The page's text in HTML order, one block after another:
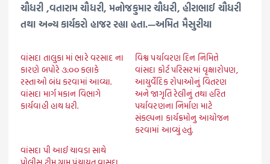
ચૌધરી ,વતારામ ચૌધરી, મનોજકુમાર ચૌધરી, હીરાભાઈ ચૌધરી
તથા અન્ય કાર્યકરો હાજર રહ્યા હતા.—અમિત મૈસુરીયા
વાંસદા તાલુકા માં ભારે વરસાદ ના
કારણે બપોરે ૩:૦૦ કલાકે
રસ્તાઓ બંધ કરવામાં આવ્યા.
વાંસદા માર્ગ મકાન વિભાગે
કાર્યવાહી હાથ ધરી.
વિશ્વ પર્યાવરણ દિન નિમિત્તે
વાંસદા કોર્ટ પરિસરમાં વૃક્ષારોપણ,
આયુર્વેદિક રોપાઓનું વિતરણ
અને જાગૃતિ રેલીનું તથા હરિત
પર્યાવરણના નિર્માણ માટે
સંકલ્પના કાર્યક્રમોનુ આયોજન
કરવામાં આવ્યું હતું.
વાંસદા પી આઈ ચાવડા સાથે